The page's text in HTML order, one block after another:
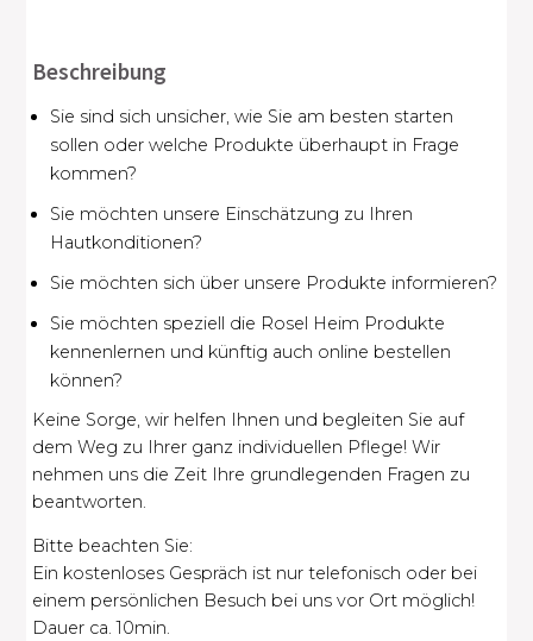
Beschreibung
Sie sind sich unsicher, wie Sie am besten starten
sollen oder welche Produkte überhaupt in Frage
kommen?
Sie möchten unsere Einschätzung zu Ihren
Hautkonditionen?
Sie möchten sich über unsere Produkte informieren?
Sie möchten speziell die Rosel Heim Produkte
kennenlernen und künftig auch online bestellen
können?
Keine Sorge, wir helfen Ihnen und begleiten Sie auf
dem Weg zu Ihrer ganz individuellen Pflege! Wir
nehmen uns die Zeit Ihre grundlegenden Fragen zu
beantworten.
Bitte beachten Sie:
Ein kostenloses Gespräch ist nur telefonisch oder bei
einem persönlichen Besuch bei uns vor Ort möglich!
Dauer ca. 10min.